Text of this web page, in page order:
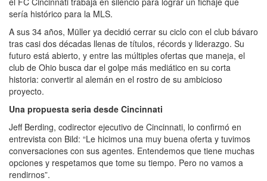
sería histórico para la MLS.
A sus 34 años, Müller ya decidió cerrar su ciclo con el club bávaro
tras casi dos décadas llenas de títulos, récords y liderazgo. Su
futuro está abierto, y entre las múltiples ofertas que maneja, el
club de Ohio busca dar el golpe más mediático en su corta
historia: convertir al alemán en el rostro de su ambicioso
proyecto.
Una propuesta seria desde Cincinnati
Jeff Berding, codirector ejecutivo de Cincinnati, lo confirmó en
entrevista con Bild: “Le hicimos una muy buena oferta y tuvimos
conversaciones con sus agentes. Entendemos que tiene muchas
opciones y respetamos que tome su tiempo. Pero no vamos a
rendirnos”.